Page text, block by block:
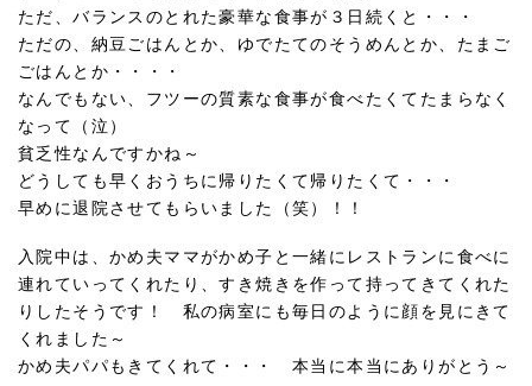
ただ、バランスのとれた豪華な食事が３日続くと・・・
ただの、納豆ごはんとか、ゆでたてのそうめんとか、たまご
ごはんとか・・・・
なんでもない、フツーの質素な食事が食べたくてたまらなく
なって（泣）
貧乏性なんですかね～
どうしても早くおうちに帰りたくて帰りたくて・・・
早めに退院させてもらいました（笑）！！
入院中は、かめ夫ママがかめ子と一緒にレストランに食べに
連れていってくれたり、すき焼きを作って持ってきてくれた
りしたそうです！ 私の病室にも毎日のように顔を見にきて
くれました～
かめ夫パパもきてくれて・・・ 本当に本当にありがとう～